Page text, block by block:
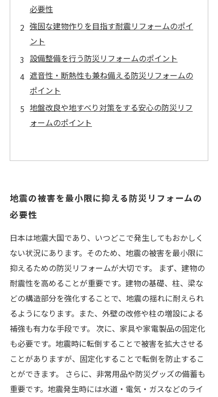
必要性
強固な建物作りを目指す耐震リフォームのポイ
ント
設備整備を行う防災リフォームのポイント
遮音性・断熱性も兼ね備える防災リフォームの
ポイント
地盤改良や地すべり対策をする安心の防災リフ
ォームのポイント
地震の被害を最小限に抑える防災リフォームの
必要性
日本は地震大国であり、いつどこで発生してもおかしく
ない状況にあります。そのため、地震の被害を最小限に
抑えるための防災リフォームが大切です。 まず、建物の
耐震性を高めることが重要です。建物の基礎、柱、梁な
どの構造部分を強化することで、地震の揺れに耐えられ
るようになります。また、外壁の改修や柱の増設による
補強も有力な手段です。 次に、家具や家電製品の固定化
も必要です。地震時に転倒することで被害を拡大させる
ことがありますが、固定化することで転倒を防止するこ
とができます。 さらに、非常用品や防災グッズの備蓄も
重要です。地震発生時には水道・電気・ガスなどのライ